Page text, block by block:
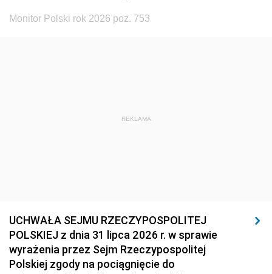
Monitor Polski rok 2026 poz. 753
REKLAMA
UCHWAŁA SEJMU RZECZYPOSPOLITEJ
POLSKIEJ z dnia 31 lipca 2026 r. w sprawie
wyrażenia przez Sejm Rzeczypospolitej
Polskiej zgody na pociągnięcie do